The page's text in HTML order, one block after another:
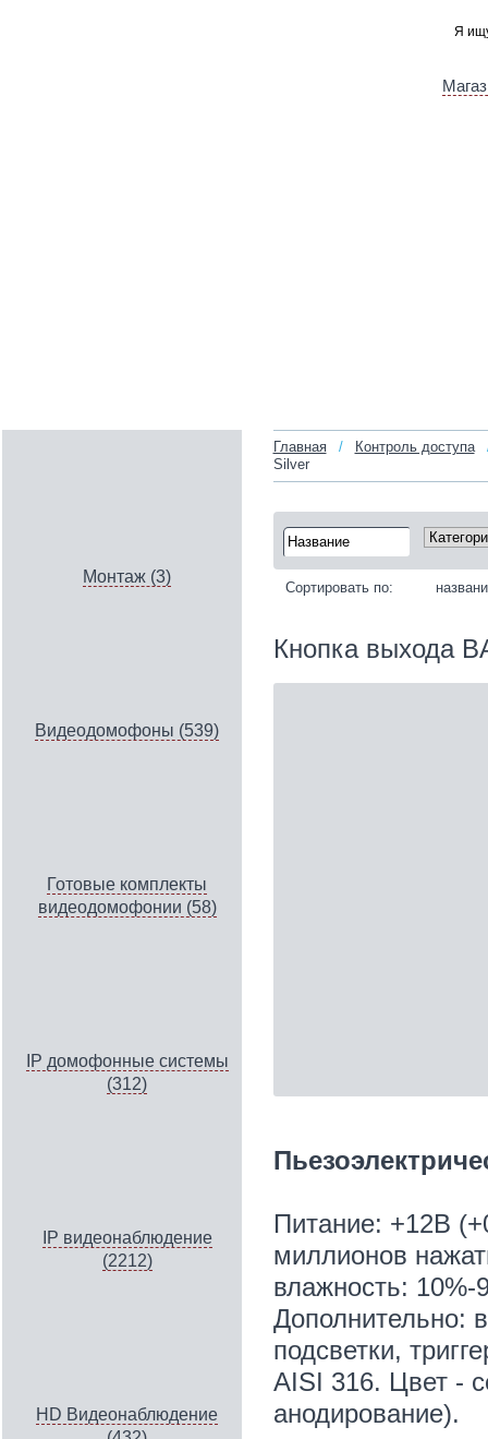
Монтаж (3)
Видеодомофоны (539)
Готовые комплекты
видеодомофонии (58)
IP домофонные системы
(312)
IP видеонаблюдение
(2212)
HD Видеонаблюдение
Главная / Контроль доступа
Silver
Сортировать по:
Кнопка выхода
Питание: +12В
миллионов
влажность:
Дополнительно:
подсветки,
AISI 316. Цвет -
анодирование).